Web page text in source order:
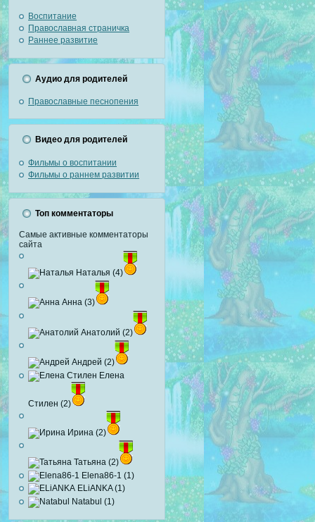
Воспитание
Православная страничка
Раннее развитие
Аудио для родителей
Православные песнопения
Видео для родителей
Фильмы о воспитании
Фильмы о раннем развитии
Топ комментаторы
Самые активные комментаторы
сайта
Наталья (4)
Анна (3)
Анатолий (2)
Андрей (2)
Елена
Стилен (2)
Ирина (2)
Татьяна (2)
Elena86-1 (1)
ELiANKA (1)
Natabul (1)